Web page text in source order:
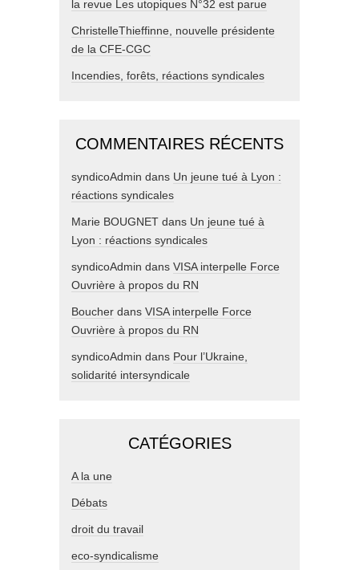
la revue Les utopiques N°32 est parue
ChristelleThieffinne, nouvelle présidente
de la CFE-CGC
Incendies, forêts, réactions syndicales
COMMENTAIRES RÉCENTS
syndicoAdmin dans Un jeune tué à Lyon :
réactions syndicales
Marie BOUGNET dans Un jeune tué à
Lyon : réactions syndicales
syndicoAdmin dans VISA interpelle Force
Ouvrière à propos du RN
Boucher dans VISA interpelle Force
Ouvrière à propos du RN
syndicoAdmin dans Pour l’Ukraine,
solidarité intersyndicale
CATÉGORIES
A la une
Débats
droit du travail
eco-syndicalisme